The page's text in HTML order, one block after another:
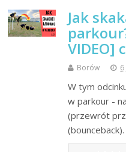
Jak
VIDEO]
Borów
W tym
w parkour -
(przewrót